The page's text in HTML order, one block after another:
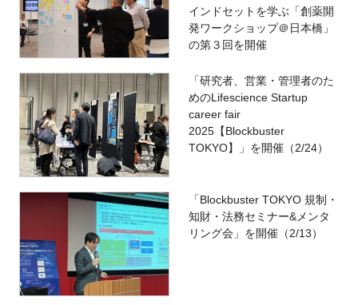
インドセットを学ぶ「創薬開
発ワークショップ＠日本橋」
の第３回を開催
「研究者、営業・管理者のた
めのLifescience Startup
career fair
2025【Blockbuster
TOKYO】」を開催（2/24）
「Blockbuster TOKYO 規制・
知財・法務セミナー&メンタ
リング会」を開催（2/13）